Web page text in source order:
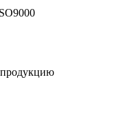
продукцию